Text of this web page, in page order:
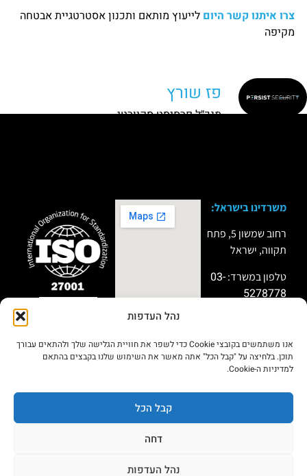
נהל העדפות
אנו משתמשים בקובצי Cookie כדי לשפר את חוויית הגלישה שלך ולהתאים עבורך
תוכן. בלחיצה על "קבל הכל" אתה מאשר את השימוש שלנו בקבצים בהתאם
למדיניות ה-Cookie.
קבל הכל
דחה
נהל העדפות
צרו איתנו קשר היום לייעוץ מותאם ותכנון אסטרטגיית אבטחה
מקיפה
פז שורץ
מנכ״ל פרסיסט סקיורטי
משרדינו בישראל:
רחוב שמשון 5, פתח
תקווה, ישראל
טלפון במשרד:03-
5278778
ו”Miror” של מערך
הסייבר הלאומי
בתחום שיתוף
וחיזוק החוסן
© 2026כל הזכויות שמורות פרסיסט סקיוריטי